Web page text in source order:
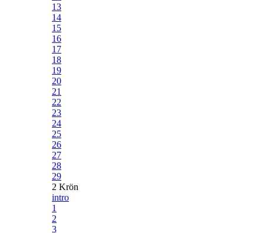
13
14
15
16
17
18
19
20
21
22
23
24
25
26
27
28
29
2 Krön
intro
1
2
3